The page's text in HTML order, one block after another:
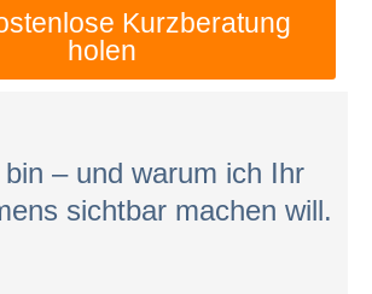
Kurzberatung
holen
– und warum ich Ihr
sichtbar machen will.